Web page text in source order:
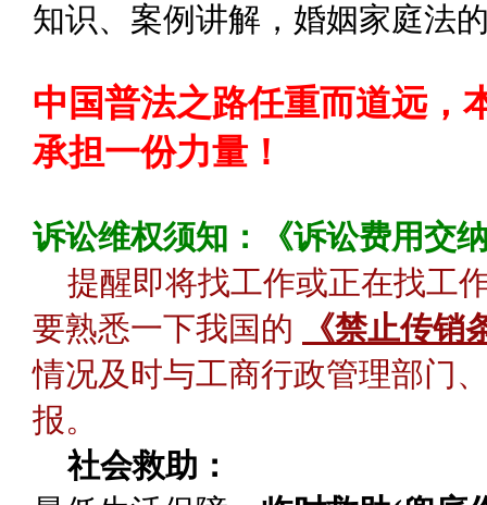
知识、案例讲解，婚姻家庭法
中国普法之路任重而道远，
承担一份力量！
诉讼维权须知：《诉讼费用交
提醒即将找工作或正在找工
要熟悉一下我国的
《禁止传销
情况及时与工商行政管理部门
报。
社会救助：